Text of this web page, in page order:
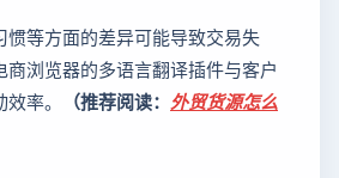
惯等方面的差异可能导致交易失
商浏览器的多语言翻译插件与客户
率。
（推荐阅读： 外贸货源怎么